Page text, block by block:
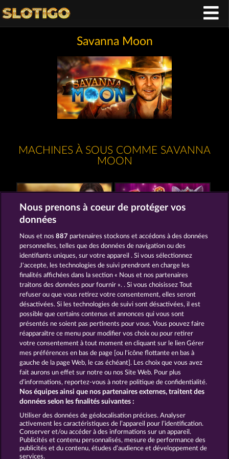
Savanna Moon
MACHINES À SOUS COMME SAVANNA
MOON
Black Beauty Cutie Cat
Atlantic Wilds Beautiful Nature
CGU Charte de confidentialité
Mentions légales Société FAQ
Programme d'affiliation
Envoyer la demande de rétractation
Nous prenons à coeur de protéger vos
données
Nous et nos887 partenaires stockons et accédons à des données
personnelles, telles que des données de navigation ou des
identifiants uniques, sur votre appareil . Si vous sélectionnez
J'accepte, les technologies de suivi prendront en charge les
finalités affichées dans la section « Nous et nos partenaires
traitons des données pour fournir ». . Si vous choisissez Tout
refuser ou que vous retirez votre consentement, elles seront
désactivées. Si les technologies de suivi sont désactivées, il est
possible que certains contenus et annonces qui vous sont
présentés ne soient pas pertinents pour vous. Vous pouvez faire
réapparaître ce menu pour modifier vos choix ou pour retirer
votre consentement à tout moment en cliquant sur le lien Gérer
mes préférences en bas de page [ou l'icône flottante en bas à
gauche de la page Web, le cas échéant]. Les choix que vous avez
fait aurons un effet sur notre ou nos Site Web. Pour plus
d’informations, reportez-vous à notre politique de confidentialité.
Nos équipes ainsi que nos partenaires externes, traitent des
données selon les finalités suivantes :
Utiliser des données de géolocalisation précises. Analyser
activement les caractéristiques de l’appareil pour l’identification.
Conserver et/ou accéder à des informations sur un appareil.
Publicités et contenu personnalisés, mesure de performance des
publicités et du contenu, études d’audience et développement de
services.